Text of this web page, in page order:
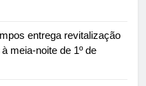
entrega revitalização
meia-noite de 1º de